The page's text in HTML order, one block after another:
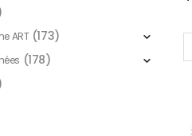
ART (173)
(178)